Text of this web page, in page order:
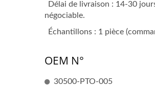
Délai de livraison : 14-30
négociable.
Échantillons : 1 pièce
OEM N°
30500-PTO-005